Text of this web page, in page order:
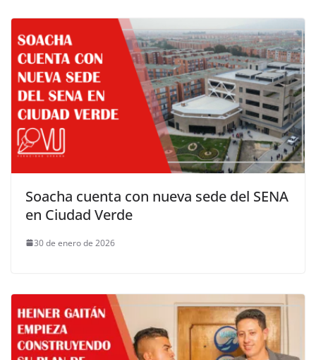
Soacha cuenta con nueva sede del SENA
en Ciudad Verde
30 de enero de 2026